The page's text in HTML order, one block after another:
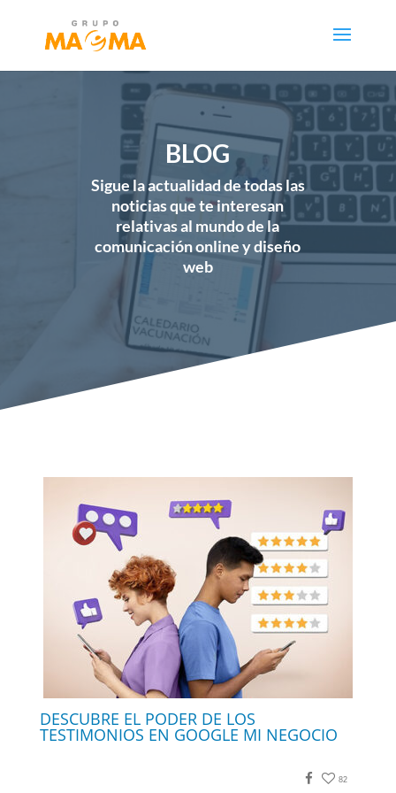
BLOG
Sigue la actualidad de todas las
noticias que te interesan
relativas al mundo de la
comunicación online y diseño
web
DESCUBRE EL PODER DE LOS
TESTIMONIOS EN GOOGLE MI NEGOCIO
Facebook
82